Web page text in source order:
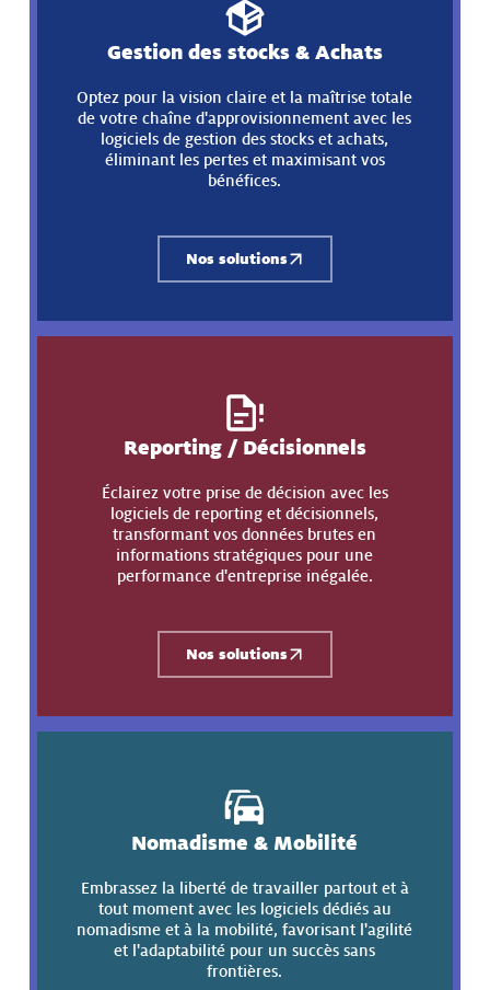
Gestion des stocks & Achats
Optez pour la vision claire et la maîtrise totale
de votre chaîne d'approvisionnement avec les
logiciels de gestion des stocks et achats,
éliminant les pertes et maximisant vos
bénéfices.
Nos solutions
Reporting / Décisionnels
Éclairez votre prise de décision avec les
logiciels de reporting et décisionnels,
transformant vos données brutes en
informations stratégiques pour une
performance d'entreprise inégalée.
Nos solutions
Nomadisme & Mobilité
Embrassez la liberté de travailler partout et à
tout moment avec les logiciels dédiés au
nomadisme et à la mobilité, favorisant l'agilité
et l'adaptabilité pour un succès sans
frontières.